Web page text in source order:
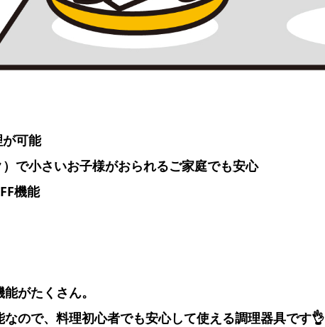
可能
で小さいお子様がおられるご家庭でも安心
機能
がたくさん。
ので、料理初心者でも安心して使える調理器具です👌